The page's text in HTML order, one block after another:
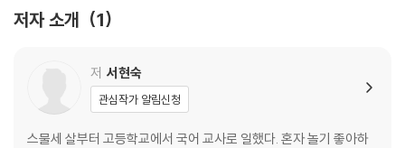
서 고마워요 / 왕자님들과의 짜장면 만남 /
블라인드 & 신비주의 독서동아리 /
한 호흡을 매듭지어요 / 세상에는 좋은 사람이 많아요 / 낮은 곳에서 수업
을 하는 사람이 되었습니다 /
강준이가 나에게 가르쳐준 것 / 마침표를 찍다
저자 소개 1
저 서현숙
관심작가 알림신청
스물세 살부터 고등학교에서 국어 교사로 일했다. 혼자 놀기 좋아하